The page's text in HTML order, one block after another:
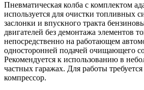
Пневматическая колба с комплектом
используется для очистки топливных
заслонки и впускного тракта
двигателей без демонтажа элементов
непосредственно на работающем
односторонней подачей очищающего
Рекомендуется к использованию в
частных гаражах. Для работы
компрессор.